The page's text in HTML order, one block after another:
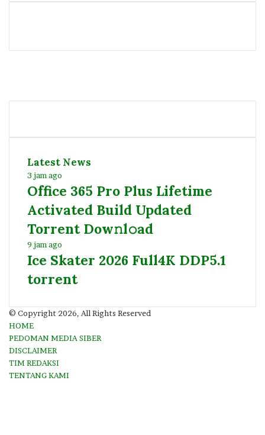
Latest News
3 jam ago
Office 365 Pro Plus Lifetime
Activated Build Updated
Torrent Dow𝚗l𝚘аd
9 jam ago
Ice Skater 2026 Full4K DDP5.1
torrent
© Copyright 2026, All Rights Reserved
HOME
PEDOMAN MEDIA SIBER
DISCLAIMER
TIM REDAKSI
TENTANG KAMI